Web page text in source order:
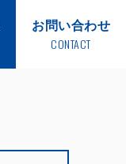
お問い合わせ
CONTACT